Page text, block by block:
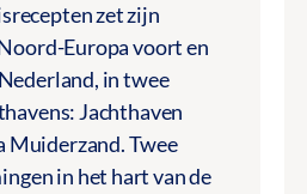
zet zijn
Europa voort en
in twee
Jachthaven
Muiderzand. Twee
in het hart van de